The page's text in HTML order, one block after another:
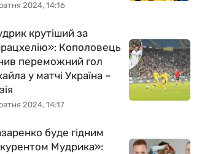
2024, 14:16
2024, 14:17
крутіший за
Кополовець
переможний гол
у матчі Україна –
буде гідним
Мудрика»: